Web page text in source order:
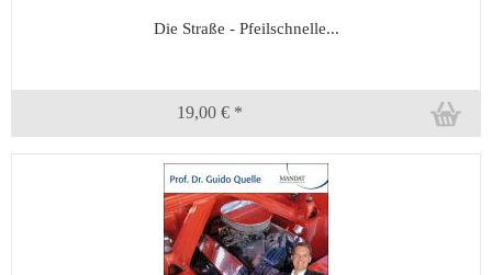
Die Straße - Pfeilschnelle...
19,00 € *